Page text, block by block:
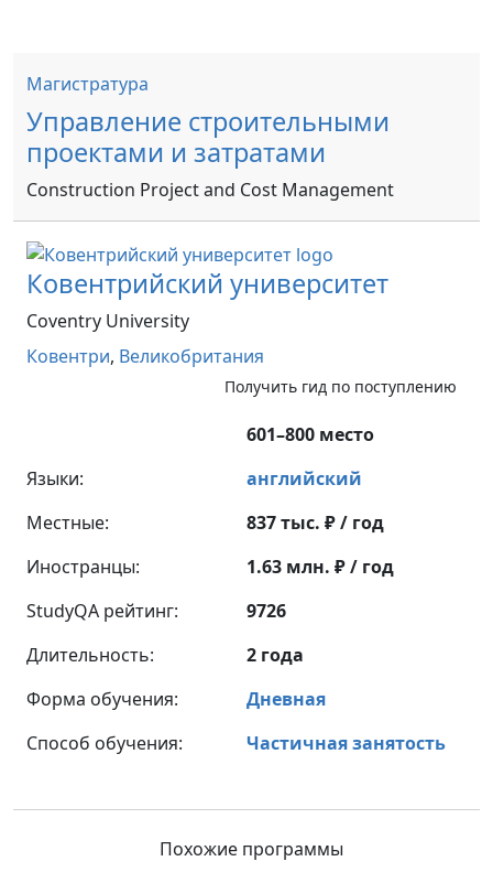
Магистратура
Управление строительными
проектами и затратами
Construction Project and Cost Management
Ковентрийский университет
Coventry University
Ковентри, Великобритания
Получить гид по поступлению
601–800 место
Языки:
английский
Местные:
837 тыс. ₽ / год
Иностранцы:
1.63 млн. ₽ / год
StudyQA рейтинг:
9726
Длительность:
2 года
Форма обучения:
Дневная
Способ обучения:
Частичная занятость
Похожие программы